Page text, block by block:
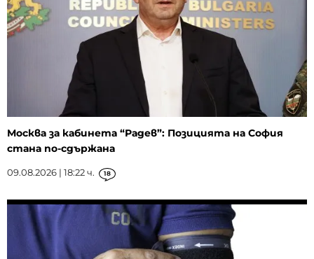
Москва за кабинета “Радев”: Позицията на София
стана по-сдържана
09.08.2026 | 18:22 ч. 18